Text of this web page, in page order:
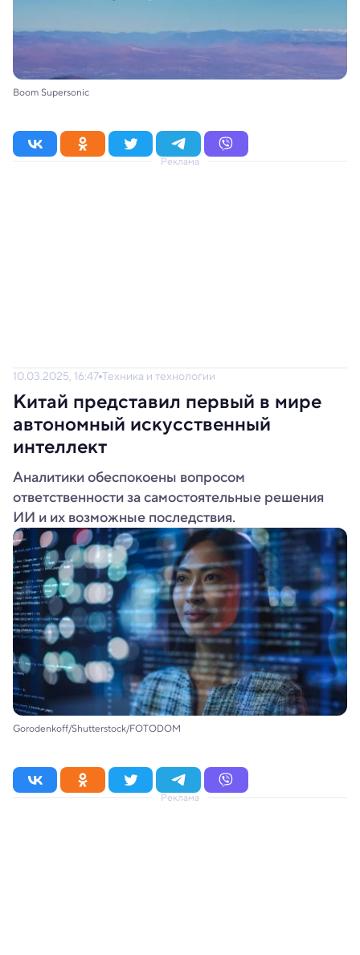
Boom Supersonic
Реклама
10.03.2025, 16:47 Техника и технологии
Китай представил первый в мире
автономный искусственный
интеллект
Аналитики обеспокоены вопросом
ответственности за самостоятельные решения
ИИ и их возможные последствия.
Gorodenkoff/Shutterstock/FOTODOM
Реклама